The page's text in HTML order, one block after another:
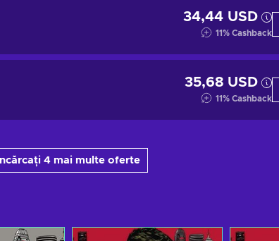
34,44 USD
11% Cashback
35,68 USD
11% Cashback
Încărcați 4 mai multe oferte